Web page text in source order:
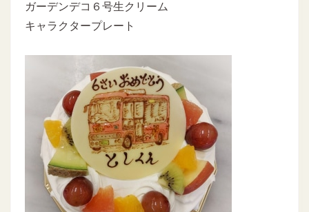
ガーデンデコ６号生クリーム
キャラクタープレート